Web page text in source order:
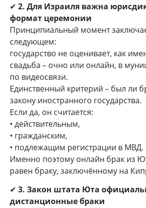
✔ 2. Для Израиля важна
формат церемонии
Принципиальный момент
следующем:
государство не оценивает, как
свадьба – очно или онлайн, в
по видеосвязи.
Единственный критерий – был ли
закону иностранного государства.
Если да, он считается:
• действительным,
• гражданским,
• подлежащим регистрации в МВД.
Именно поэтому онлайн брак из
равен браку, заключённому на
✔ 3. Закон штата Юта
дистанционные браки